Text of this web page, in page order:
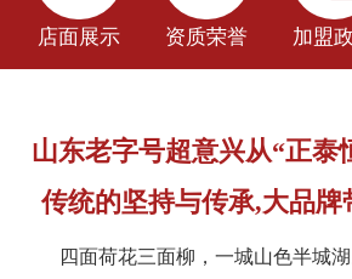
店面展示 资质荣誉 加盟
山东老字号超意兴从“正泰
传统的坚持与传承,大品牌
四面荷花三面柳，一城山色半城